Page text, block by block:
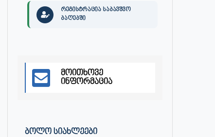
ივლისი 27, 2026
რეგისტრაცია საბავშვო
ბაღებში
მოითხოვე
ინფორმაცია
ᲑᲝᲚᲝ ᲡᲘᲐᲮᲚᲔᲔᲑᲘ